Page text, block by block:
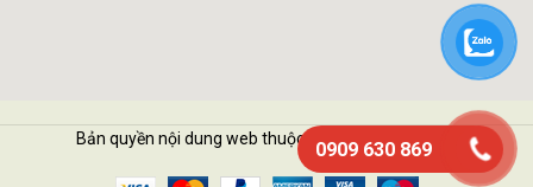
Bản quyền nội dung web thuộc về Vattukimhai.com
0909 630 869